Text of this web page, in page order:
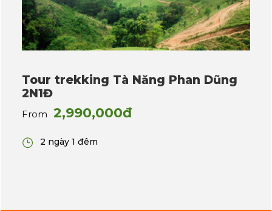
Tour trekking Tà Năng Phan Dũng
2N1Đ
From 2,990,000đ
2 ngày 1 đêm